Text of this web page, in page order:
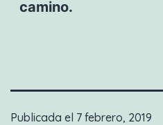
camino.
Publicada el 7 febrero, 2019